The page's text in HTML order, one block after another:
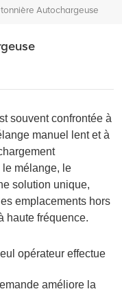
Autochargeuse
souvent confrontée à
manuel lent et à
le mélange, le
solution unique,
emplacements hors
haute fréquence.
opérateur effectue
améliore la